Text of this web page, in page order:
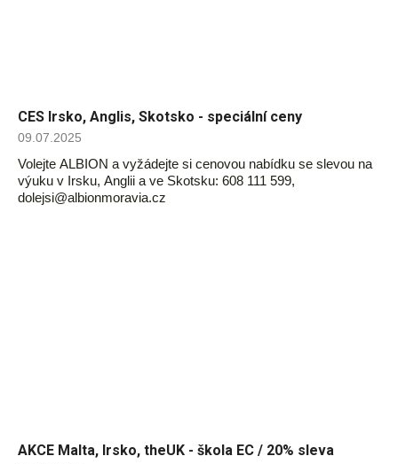
CES Irsko, Anglis, Skotsko - speciální ceny
09.07.2025
Volejte ALBION a vyžádejte si cenovou nabídku se slevou na
výuku v Irsku, Anglii a ve Skotsku: 608 111 599,
dolejsi@albionmoravia.cz
AKCE Malta, Irsko, theUK - škola EC / 20% sleva